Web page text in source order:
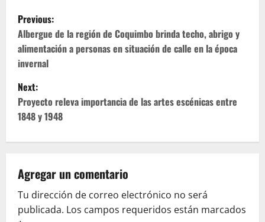
P
o
s
t
n
a
v
i
g
Previous:
Albergue de la región de Coquimbo brinda techo, abrigo y
alimentación a personas en situación de calle en la época
invernal
Next:
Proyecto releva importancia de las artes escénicas entre
1848 y 1948
Agregar un comentario
Tu dirección de correo electrónico no será
publicada. Los campos requeridos están marcados